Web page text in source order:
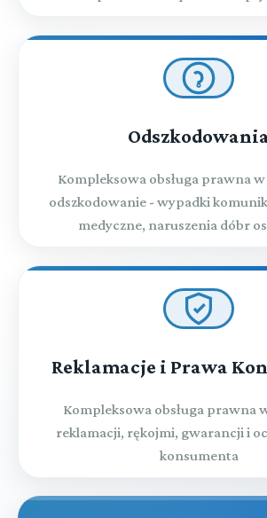
Kompleksowa obsługa prawna
odszkodowanie - wypadki
medyczne, naruszenia dóbr
Reklamacje i Prawa
Kompleksowa obsługa prawna
reklamacji, rękojmi, gwarancji i
konsumenta